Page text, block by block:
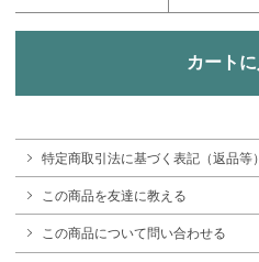
特定商取引法に基づく表記（返品等）
この商品を友達に教える
この商品について問い合わせる